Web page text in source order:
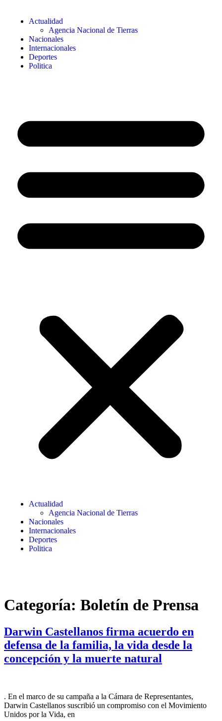
Actualidad
Agencia Nacional de Tierras
Nacionales
Internacionales
Deportes
Politica
Actualidad
Agencia Nacional de Tierras
Nacionales
Internacionales
Deportes
Politica
Categoría: Boletín de Prensa
Darwin Castellanos firma acuerdo en
defensa de la familia, la vida desde la
concepción y la muerte natural
. En el marco de su campaña a la Cámara de Representantes,
Darwin Castellanos suscribió un compromiso con el Movimiento
Unidos por la Vida, en